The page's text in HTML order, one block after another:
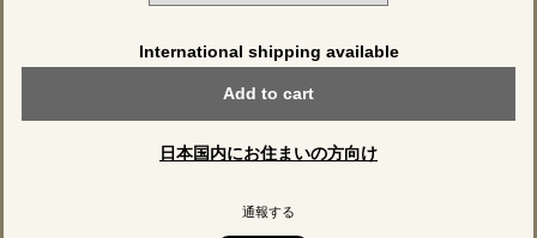
International shipping available
Add to cart
日本国内にお住まいの方向け
通報する